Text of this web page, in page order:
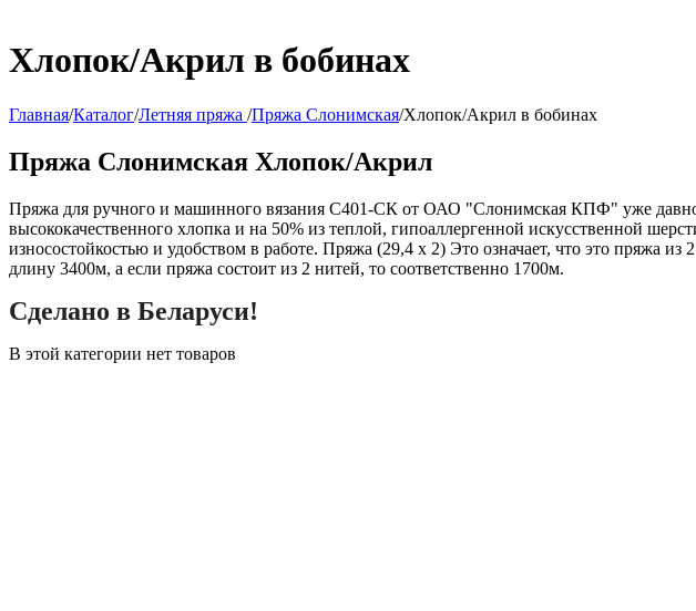
Хлопок/Акрил в бобинах
Главная/Каталог/Летняя пряжа /Пряжа Слонимская/Хлопок/Акрил в бобинах
Пряжа Слонимская Хлопок/Акрил
Пряжа для ручного и машинного вязания С401-СК от ОАО "Слонимская КПФ" уже давно
высококачественного хлопка и на 50% из теплой, гипоаллергенной искусственной
износостойкостью и удобством в работе. Пряжа (29,4 x 2) Это означает, что это пряжа
длину 3400м, а если пряжа состоит из 2 нитей, то соответственно 1700м.
Сделано в Беларуси!
В этой категории нет товаров